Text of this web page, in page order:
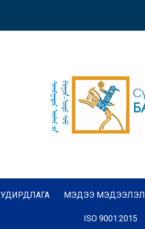
УДИРДЛАГА МЭДЭЭ МЭДЭЭЛЭЛ
ISO 9001:2015